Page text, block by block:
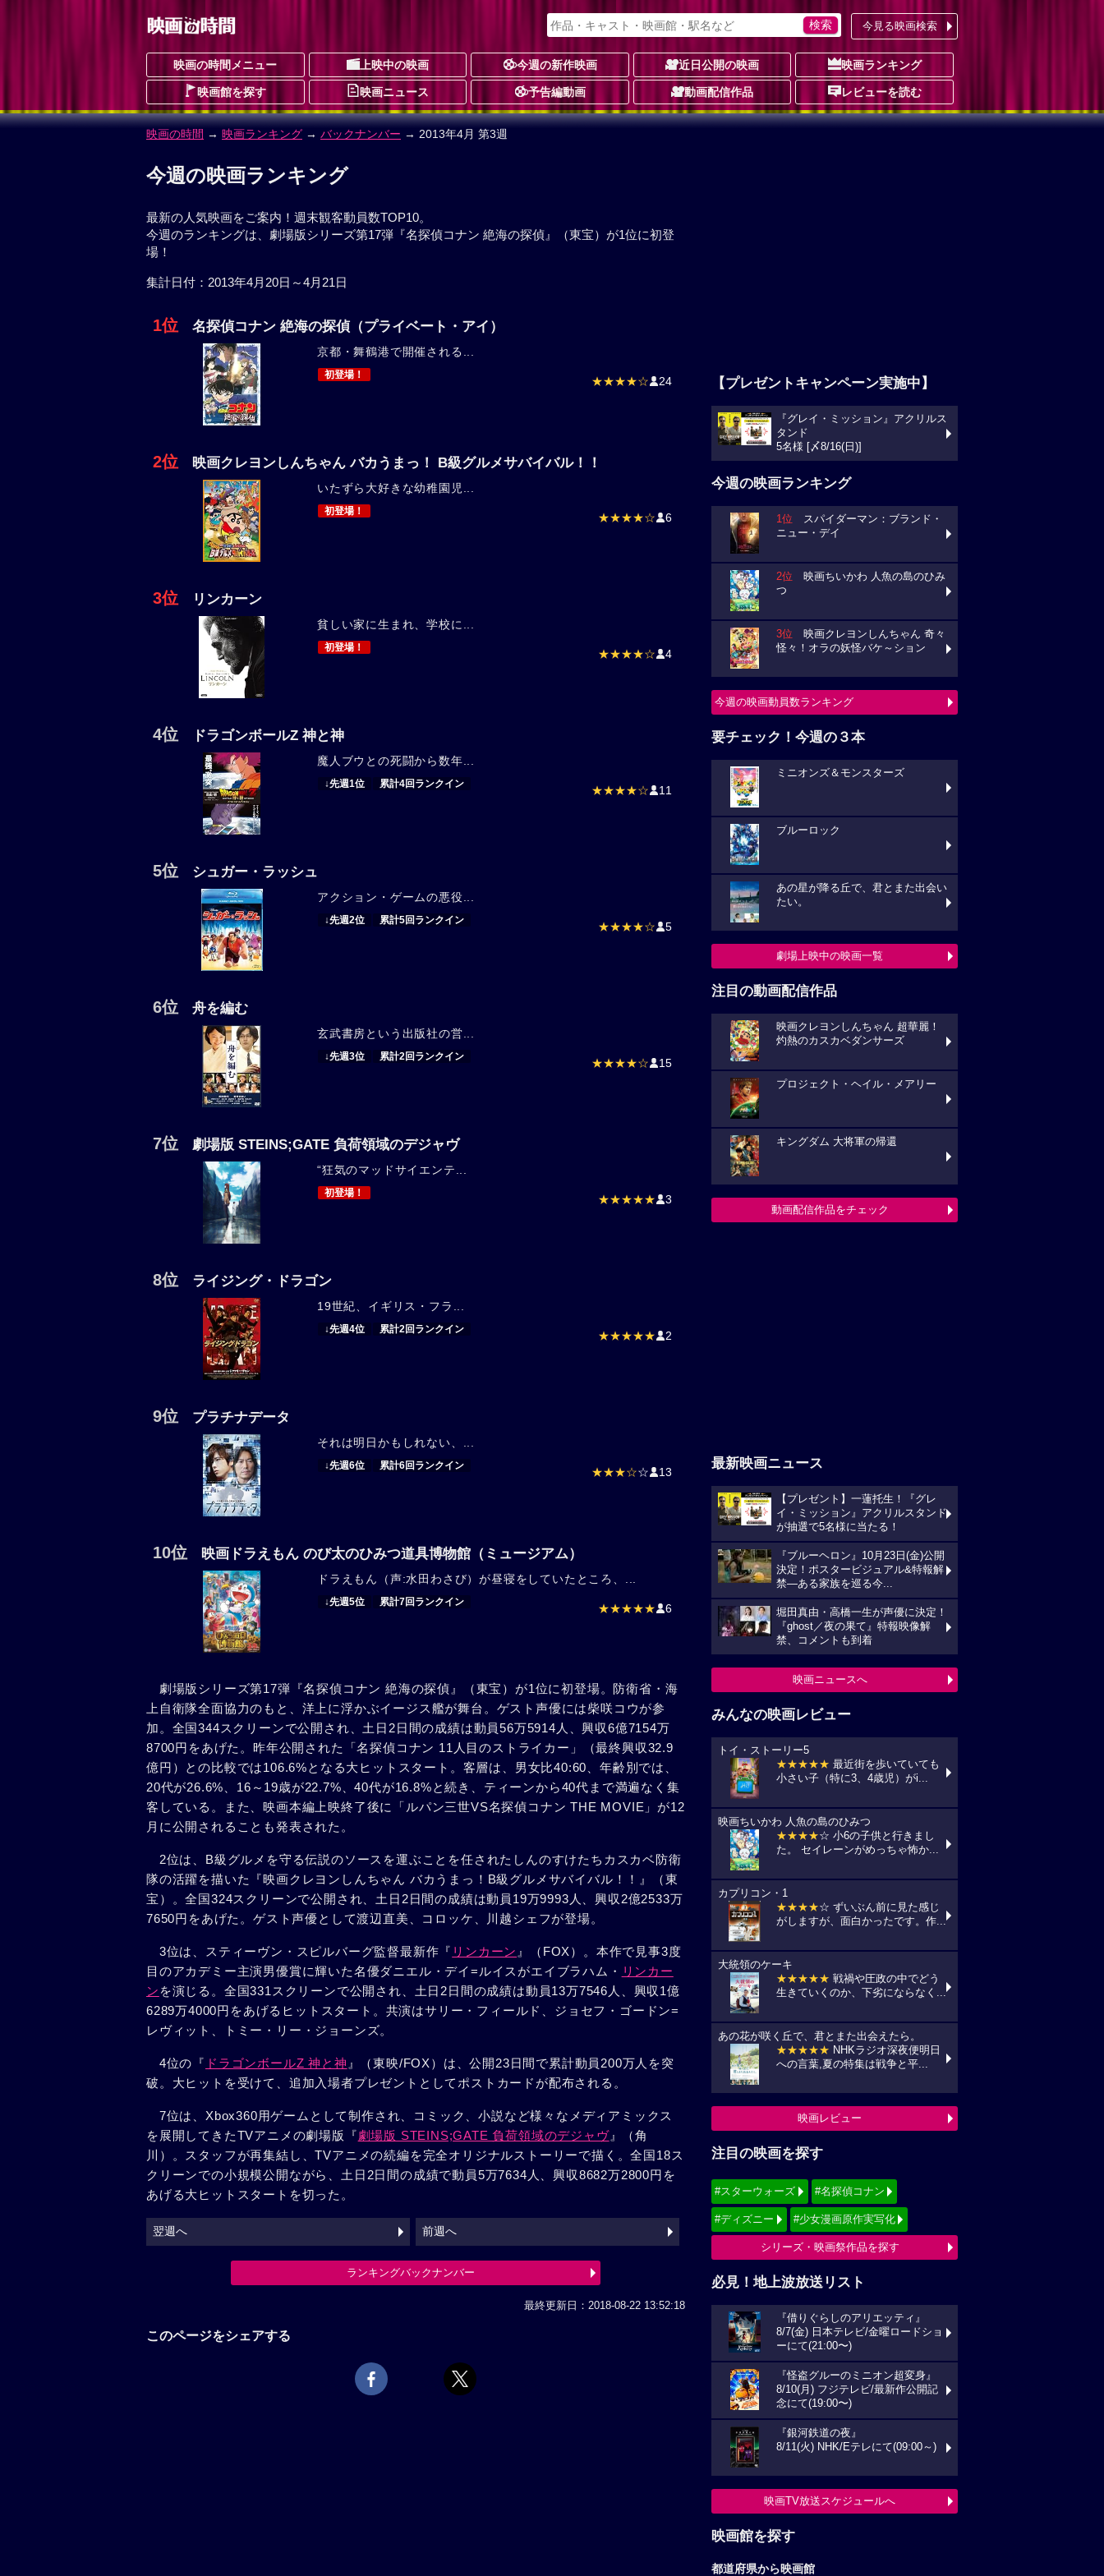
今見る映画検索
映画の時間メニュー 上映中の映画 今週の新作映画 近日公開の映画 映画ランキング
映画館を探す 映画ニュース 予告編動画 動画配信作品 レビューを読む
映画の時間 → 映画ランキング → バックナンバー → 2013年4月 第3週
今週の映画ランキング
最新の人気映画をご案内！週末観客動員数TOP10。
今週のランキングは、劇場版シリーズ第17弾『名探偵コナン 絶海の探偵』（東宝）が1位に初登
場！
集計日付：2013年4月20日～4月21日
1位名探偵コナン 絶海の探偵（プライベート・アイ）
京都・舞鶴港で開催される...
初登場！ ★★★★☆ 24
2位映画クレヨンしんちゃん バカうまっ！ B級グルメサバイバル！！
いたずら大好きな幼稚園児...
初登場！ ★★★★☆ 6
3位リンカーン
貧しい家に生まれ、学校に...
初登場！ ★★★★☆ 4
4位 ドラゴンボールZ 神と神
魔人ブウとの死闘から数年...
↓先週1位 累計4回ランクイン ★★★★☆ 11
5位 シュガー・ラッシュ
アクション・ゲームの悪役...
↓先週2位 累計5回ランクイン ★★★★☆ 5
6位 舟を編む
玄武書房という出版社の営...
↓先週3位 累計2回ランクイン ★★★★☆ 15
7位 劇場版 STEINS;GATE 負荷領域のデジャヴ
“狂気のマッドサイエンテ...
初登場！ ★★★★★ 3
8位 ライジング・ドラゴン
19世紀、イギリス・フラ...
↓先週4位 累計2回ランクイン ★★★★★ 2
9位 プラチナデータ
それは明日かもしれない、...
↓先週6位 累計6回ランクイン ★★★☆☆ 13
10位 映画ドラえもん のび太のひみつ道具博物館（ミュージアム）
ドラえもん（声:水田わさび）が昼寝をしていたところ、...
↓先週5位 累計7回ランクイン ★★★★★ 6
劇場版シリーズ第17弾『名探偵コナン 絶海の探偵』（東宝）が1位に初登場。防衛省・海
上自衛隊全面協力のもと、洋上に浮かぶイージス艦が舞台。ゲスト声優には柴咲コウが参
加。全国344スクリーンで公開され、土日2日間の成績は動員56万5914人、興収6億7154万
8700円をあげた。昨年公開された「名探偵コナン 11人目のストライカー」（最終興収32.9
億円）との比較では106.6%となる大ヒットスタート。客層は、男女比40:60、年齢別では、
20代が26.6%、16～19歳が22.7%、40代が16.8%と続き、ティーンから40代まで満遍なく集
客している。また、映画本編上映終了後に「ルパン三世VS名探偵コナン THE MOVIE」が12
月に公開されることも発表された。
2位は、B級グルメを守る伝説のソースを運ぶことを任されたしんのすけたちカスカベ防衛
隊の活躍を描いた『映画クレヨンしんちゃん バカうまっ！B級グルメサバイバル！！』（東
宝）。全国324スクリーンで公開され、土日2日間の成績は動員19万9993人、興収2億2533万
7650円をあげた。ゲスト声優として渡辺直美、コロッケ、川越シェフが登場。
3位は、スティーヴン・スピルバーグ監督最新作『 リンカーン 』（FOX）。本作で見事3度
目のアカデミー主演男優賞に輝いた名優ダニエル・デイ=ルイスがエイブラハム・ リンカー
ン を演じる。全国331スクリーンで公開され、土日2日間の成績は動員13万7546人、興収1億
6289万4000円をあげるヒットスタート。共演はサリー・フィールド、ジョセフ・ゴードン=
レヴィット、トミー・リー・ジョーンズ。
4位の『 ドラゴンボールZ 神と神 』（東映/FOX）は、公開23日間で累計動員200万人を突
破。大ヒットを受けて、追加入場者プレゼントとしてポストカードが配布される。
7位は、Xbox360用ゲームとして制作され、コミック、小説など様々なメディアミックス
を展開してきたTVアニメの劇場版『劇場版 STEINS;GATE 負荷領域のデジャヴ』（角
川）。スタッフが再集結し、TVアニメの続編を完全オリジナルストーリーで描く。全国18ス
クリーンでの小規模公開ながら、土日2日間の成績で動員5万7634人、興収8682万2800円を
あげる大ヒットスタートを切った。
翌週へ 前週へ
ランキングバックナンバー
最終更新日：2018-08-22 13:52:18
このページをシェアする
【プレゼントキャンペーン実施中】
『グレイ・ミッション』アクリルス
タンド
5名様 [〆8/16(日)]
今週の映画ランキング
1位 スパイダーマン：ブランド・
ニュー・デイ
2位 映画ちいかわ 人魚の島のひみ
つ
3位 映画クレヨンしんちゃん 奇々
怪々！オラの妖怪バケ～ション
今週の映画動員数ランキング
要チェック！今週の３本
ミニオンズ＆モンスターズ
ブルーロック
あの星が降る丘で、君とまた出会い
たい。
劇場上映中の映画一覧
注目の動画配信作品
映画クレヨンしんちゃん 超華麗！
灼熱のカスカベダンサーズ
プロジェクト・ヘイル・メアリー
キングダム 大将軍の帰還
動画配信作品をチェック
最新映画ニュース
【プレゼント】一蓮托生！『グレ
イ・ミッション』アクリルスタンド
が抽選で5名様に当たる！
『ブルーヘロン』10月23日(金)公開
決定！ポスタービジュアル&特報解
禁―ある家族を巡る今...
堀田真由・高橋一生が声優に決定！
『ghost／夜の果て』特報映像解
禁、コメントも到着
映画ニュースへ
みんなの映画レビュー
トイ・ストーリー5
★★★★★ 最近街を歩いていても
小さい子（特に3、4歳児）がi...
映画ちいかわ 人魚の島のひみつ
★★★★☆ 小6の子供と行きまし
た。 セイレーンがめっちゃ怖か...
カプリコン・1
★★★★☆ ずいぶん前に見た感じ
がしますが、面白かったです。作...
大統領のケーキ
★★★★★ 戦禍や圧政の中でどう
生きていくのか、下劣にならなく...
あの花が咲く丘で、君とまた出会えたら。
★★★★★ NHKラジオ深夜便明日
への言葉,夏の特集は戦争と平...
映画レビュー
注目の映画を探す
#スターウォーズ #名探偵コナン
#ディズニー #少女漫画原作実写化
シリーズ・映画祭作品を探す
必見！地上波放送リスト
『借りぐらしのアリエッティ』
8/7(金) 日本テレビ/金曜ロードショ
ーにて(21:00〜)
『怪盗グルーのミニオン超変身』
8/10(月) フジテレビ/最新作公開記
念にて(19:00〜)
『銀河鉄道の夜』
8/11(火) NHK/Eテレにて(09:00～)
映画TV放送スケジュールへ
映画館を探す
都道府県から映画館